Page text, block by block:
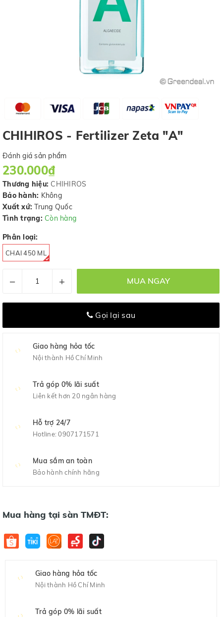
CHIHIROS - Fertilizer Zeta "A"
Đánh giá sản phẩm
230.000₫
Thương hiệu: CHIHIROS
Bảo hành: Không
Xuất xứ: Trung Quốc
Tình trạng: Còn hàng
Phân loại:
CHAI 450 ML
– + MUA NGAY
Gọi lại sau
Giao hàng hỏa tốc
Nội thành Hồ Chí Minh
Trả góp 0% lãi suất
Liên kết hơn 20 ngân hàng
Hỗ trợ 24/7
Hotline:0907171571
Mua sắm an toàn
Bảo hành chính hãng
Mua hàng tại sàn TMĐT:
Giao hàng hỏa tốc
Nội thành Hồ Chí Minh
Trả góp 0% lãi suất